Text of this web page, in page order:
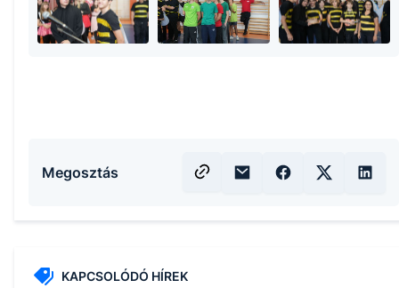
Megosztás
KAPCSOLÓDÓ HÍREK